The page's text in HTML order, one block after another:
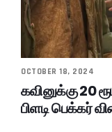
OCTOBER 18, 2024
கவினுக்கு 20
பிளடி பெக்கர்